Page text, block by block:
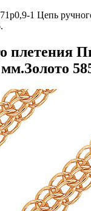
1 Цепь
плетения